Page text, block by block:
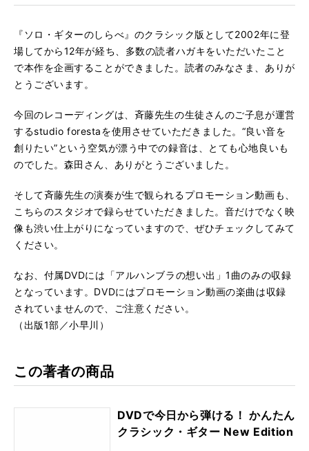
『ソロ・ギターのしらべ』のクラシック版として2002年に登
場してから12年が経ち、多数の読者ハガキをいただいたこと
で本作を企画することができました。読者のみなさま、ありが
とうございます。
今回のレコーディングは、斉藤先生の生徒さんのご子息が運営
するstudio forestaを使用させていただきました。“良い音を
創りたい”という空気が漂う中での録音は、とても心地良いも
のでした。森田さん、ありがとうございました。
そして斉藤先生の演奏が生で観られるプロモーション動画も、
こちらのスタジオで録らせていただきました。音だけでなく映
像も渋い仕上がりになっていますので、ぜひチェックしてみて
ください。
なお、付属DVDには「アルハンブラの想い出」1曲のみの収録
となっています。DVDにはプロモーション動画の楽曲は収録
されていませんので、ご注意ください。
（出版1部／小早川）
この著者の商品
DVDで今日から弾ける！ かんたん
クラシック・ギター New Edition